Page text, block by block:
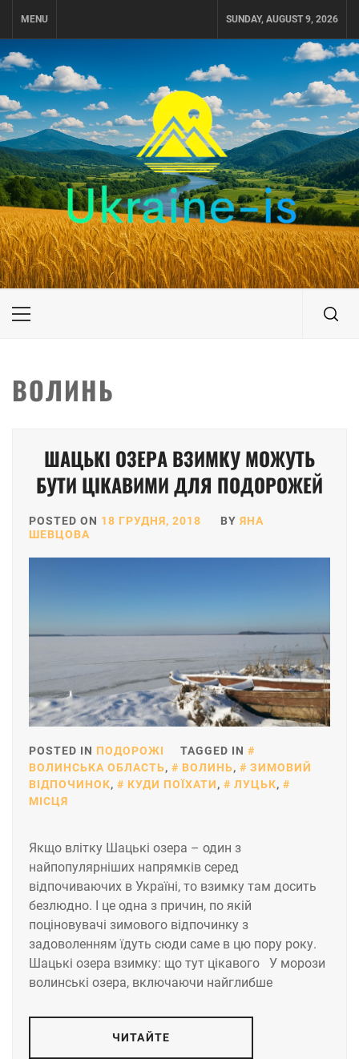
MENU SUNDAY, AUGUST 9, 2026
UKRAINE-IS
ПОДОРОЖI ПО УКРАЇНІ
Primary
ВОЛИНЬ
ШАЦЬКІ ОЗЕРА ВЗИМКУ МОЖУТЬ
БУТИ ЦІКАВИМИ ДЛЯ ПОДОРОЖЕЙ
POSTED ON 18 ГРУДНЯ, 2018 BY ЯНА
ШЕВЦОВА
POSTED IN ПОДОРОЖІ
TAGGED IN
ВОЛИНСЬКА ОБЛАСТЬ, ВОЛИНЬ,
ЗИМОВИЙ
ВІДПОЧИНОК, КУДИ ПОЇХАТИ, ЛУЦЬК,
МІСЦЯ
Якщо влітку Шацькі озера – один з
найпопулярніших напрямків серед
відпочиваючих в Україні, то взимку там досить
безлюдно. І це одна з причин, по якій
поціновувачі зимового відпочинку з
задоволенням їдуть сюди саме в цю пору року.
Шацькі озера взимку: що тут цікавого У морози
волинські озера, включаючи найглибше
ЧИТАЙТЕ